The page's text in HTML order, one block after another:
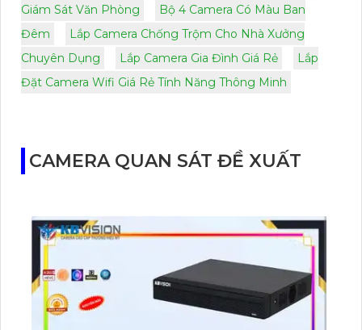
Giám Sát Văn Phòng
Bộ 4 Camera Có Màu Ban
Đêm
Lắp Camera Chống Trộm Cho Nhà Xưởng
Chuyên Dụng
Lắp Camera Gia Đình Giá Rẻ
Lắp
Đặt Camera Wifi Giá Rẻ Tính Năng Thông Minh
CAMERA QUAN SÁT ĐỀ XUẤT